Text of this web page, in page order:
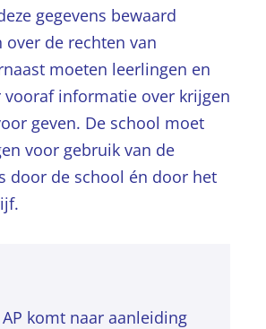
gegevens bewaard
de rechten van
moeten leerlingen en
vooraf informatie over krijgen
geven. De school moet
voor gebruik van de
door de school én door het
komt naar aanleiding